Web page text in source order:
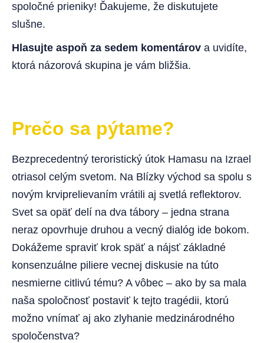
spoločné prieniky! Ďakujeme, že diskutujete
slušne.
Hlasujte aspoň za sedem komentárov a uvidíte,
ktorá názorová skupina je vám bližšia.
Prečo sa pýtame?
Bezprecedentný teroristický útok Hamasu na Izrael
otriasol celým svetom. Na Blízky východ sa spolu s
novým krviprelievaním vrátili aj svetlá reflektorov.
Svet sa opäť delí na dva tábory – jedna strana
neraz opovrhuje druhou a vecný dialóg ide bokom.
Dokážeme spraviť krok späť a nájsť základné
konsenzuálne piliere vecnej diskusie na túto
nesmierne citlivú tému? A vôbec – ako by sa mala
naša spoločnosť postaviť k tejto tragédii, ktorú
možno vnímať aj ako zlyhanie medzinárodného
spoločenstva?